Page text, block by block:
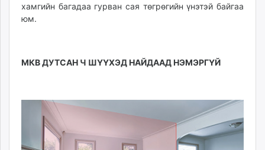
хамгийн багадаа гурван сая төгрөгийн үнэтэй байгаа
юм.
МКВ ДУТСАН Ч ШҮҮХЭД НАЙДААД НЭМЭРГҮЙ